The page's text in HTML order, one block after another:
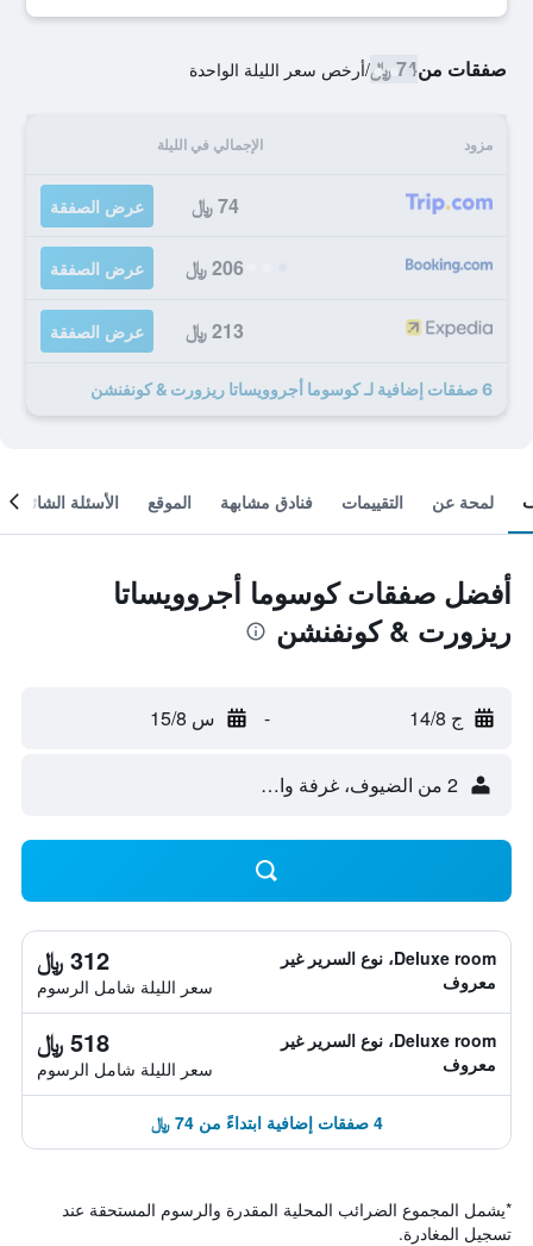
صفقات من74 ﷼ /أرخص سعر الليلة الواحدة
مزود الإجمالي في الليلة
74 ﷼ عرض الصفقة
206 ﷼ عرض الصفقة
213 ﷼ عرض الصفقة
6 صفقات إضافية لـ كوسوما أجروويساتا ريزورت & كونفنشن
لمحة عن التقييمات فنادق مشابهة الموقع الأسئلة الشائعة
أفضل صفقات كوسوما أجروويساتا
ريزورت & كونفنشن
ج 14/8 - س 15/8
2 من الضيوف، غرفة واحدة
Deluxe room، نوع السرير غير
معروف
312 ﷼
سعر الليلة شامل الرسوم
Deluxe room، نوع السرير غير
معروف
518 ﷼
سعر الليلة شامل الرسوم
4 صفقات إضافية ابتداءً من 74 ﷼
*يشمل المجموع الضرائب المحلية المقدرة والرسوم المستحقة عند
تسجيل المغادرة.